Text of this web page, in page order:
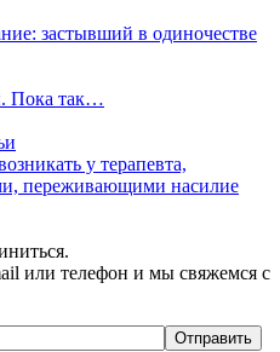
застывший в одиночестве
Пока так…
у терапевта,
переживающими насилие
или телефон и мы свяжемся с